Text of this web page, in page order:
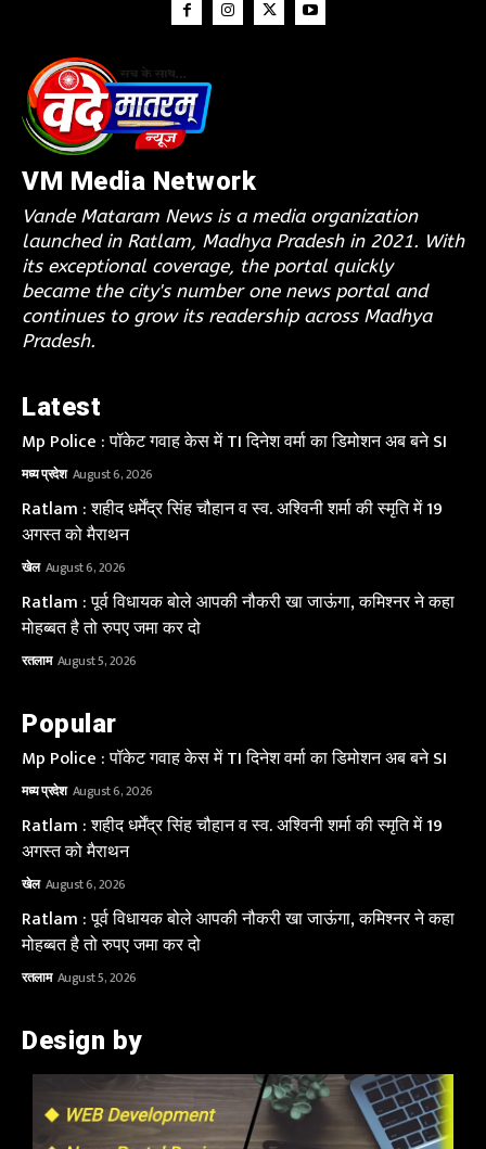
VM Media Network
Vande Mataram News is a media organization
launched in Ratlam, Madhya Pradesh in 2021. With
its exceptional coverage, the portal quickly
became the city's number one news portal and
continues to grow its readership across Madhya
Pradesh.
Latest
Mp Police : पॉकेट गवाह केस में TI दिनेश वर्मा का डिमोशन अब बने SI
मध्य प्रदेश August 6, 2026
Ratlam : शहीद धर्मेंद्र सिंह चौहान व स्व. अश्विनी शर्मा की स्मृति में 19
अगस्त को मैराथन
खेल August 6, 2026
Ratlam : पूर्व विधायक बोले आपकी नौकरी खा जाऊंगा, कमिश्नर ने कहा
मोहब्बत है तो रुपए जमा कर दो
रतलाम August 5, 2026
Popular
Mp Police : पॉकेट गवाह केस में TI दिनेश वर्मा का डिमोशन अब बने SI
मध्य प्रदेश August 6, 2026
Ratlam : शहीद धर्मेंद्र सिंह चौहान व स्व. अश्विनी शर्मा की स्मृति में 19
अगस्त को मैराथन
खेल August 6, 2026
Ratlam : पूर्व विधायक बोले आपकी नौकरी खा जाऊंगा, कमिश्नर ने कहा
मोहब्बत है तो रुपए जमा कर दो
रतलाम August 5, 2026
Design by